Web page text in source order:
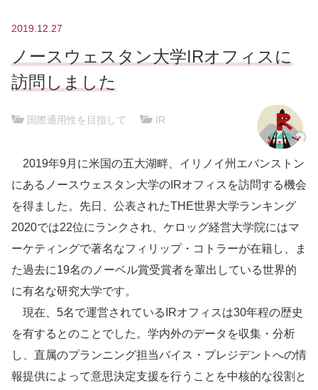
2019.12.27
ノースウェスタン大学IRオフィスに
訪問しました
国際通用性を目指して IR
2019年9月に米国の五大湖畔、イリノイ州エバンストン
にあるノースウェスタン大学のIRオフィスを訪問する機会
を得ました。先日、公表されたTHE世界大学ランキング
2020では22位にランクされ、ケロッグ経営大学院にはマ
ーケティングで著名なフィリップ・コトラーが在籍し、ま
た過去に19名のノーベル賞受賞者を輩出している世界的
に有名な研究大学です。
現在、5名で運営されているIRオフィスは30年程の歴史
を有するとのことでした。学内外のデータを収集・分析
し、直属のプランニング担当バイス・プレジデントへの情
報提供によって意思決定支援を行うことを中核的な役割と